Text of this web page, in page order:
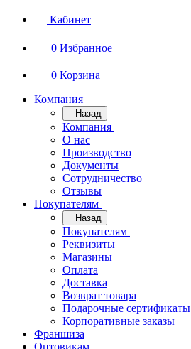
Кабинет
0 Избранное
0 Корзина
Компания
Назад
Компания
О нас
Производство
Документы
Сотрудничество
Отзывы
Покупателям
Назад
Покупателям
Реквизиты
Магазины
Оплата
Доставка
Возврат товара
Подарочные сертификаты
Корпоративные заказы
Франшиза
Оптовикам